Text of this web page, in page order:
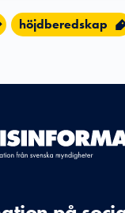
höjdberedskap